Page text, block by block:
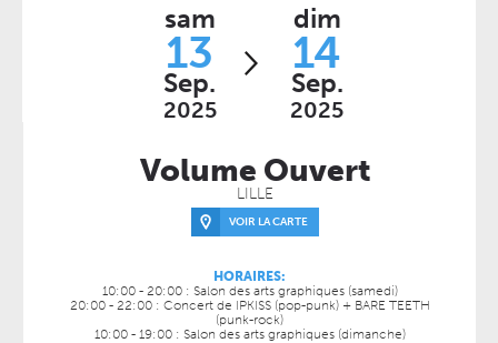
sam
13
Sep.
2025
dim
14
Sep.
2025
Volume Ouvert
LILLE
VOIR LA CARTE
HORAIRES:
10:00 - 20:00 : Salon des arts graphiques (samedi)
20:00 - 22:00 : Concert de IPKISS (pop-punk) + BARE TEETH
(punk-rock)
10:00 - 19:00 : Salon des arts graphiques (dimanche)